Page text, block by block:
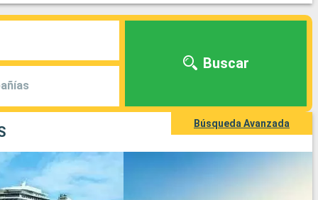
Buscar
Búsqueda Avanzada